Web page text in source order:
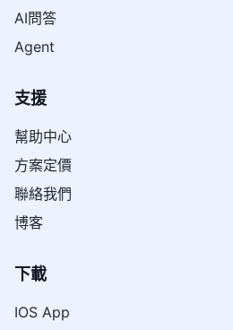
AI問答
Agent
支援
幫助中心
方案定價
聯絡我們
博客
下載
IOS App